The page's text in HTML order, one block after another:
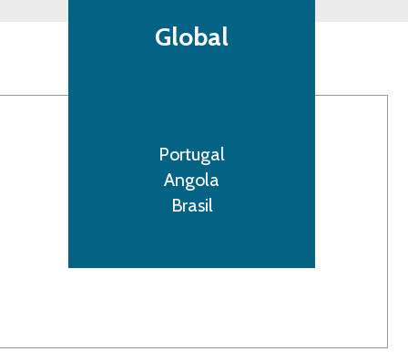
Global
Portugal
Angola
Brasil